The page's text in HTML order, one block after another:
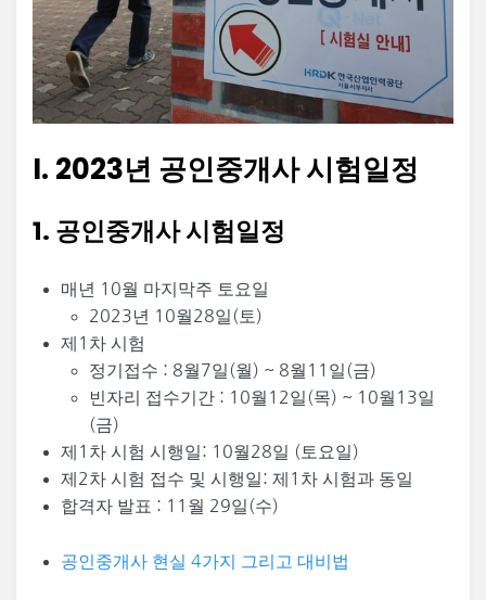
I. 2023년 공인중개사시험일정
1. 공인중개사 시험일정
매년 10월 마지막주 토요일
2023년 10월28일(토)
제1차 시험
정기접수 : 8월7일(월) ~ 8월11일(금)
빈자리 접수기간 : 10월12일(목) ~ 10월13일
(금)
제1차 시험 시행일: 10월28일 (토요일)
제2차 시험 접수 및 시행일: 제1차 시험과 동일
합격자 발표 : 11월 29일(수)
공인중개사 현실 4가지 그리고 대비법